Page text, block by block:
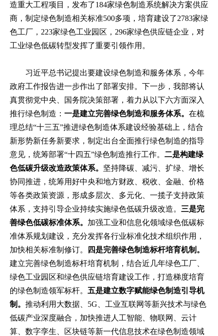
造重大工程项目，发布了184家绿色制造系统解决方案供应
商，制定绿色制造相关标准500多项，培育建设了2783家绿
色工厂，223家绿色工业园区，296家绿色供应链企业，对
工业绿色低碳转型发挥了重要引领作用。
习近平总书记提出要建设绿色制造和服务体系，今年
政府工作报告进一步作出了部署安排。下一步，我部将认
真贯彻党中央、国务院决策部署，着力从以下六方面深入
推行绿色制造： 一是建立完善绿色制造和服务体系。 在梳
理总结“十三五”推进绿色制造体系建设经验基础上，结合
新形势新任务新要求，制定出台全面推行绿色制造的指导
意见，统筹部署“十四五”绿色制造推行工作。 二是构建绿
色低碳升级改造政策体系。 坚持降碳、减污、扩绿、增长
协同推进，统筹用好中央和地方财政、税收、金融、价格
等各类政策资源，形成多层次、多元化、一揽子支持政策
体系，支持引导企业持续实施绿色低碳升级改造。 三是完
善绿色低碳标准体系。 加强工业和信息化领域绿色低碳标
准体系规划建设，充分发挥各行业标准化技术组织作用，
加快相关标准制修订。
四是完善绿色制造标杆培育机制。
建立完善绿色制造标杆培育机制，结合近几年绿色工厂、
绿色工业园区和绿色供应链培育建设工作，打造梯度培育
的绿色制造领军标杆。 五是建立数字赋能绿色制造引导机
制。 推动利用大数据、5G、工业互联网等新兴技术与绿色
低碳产业深度融合，加快推进人工智能、物联网、云计
算、数字孪生、区块链等新一代信息技术在绿色制造领域